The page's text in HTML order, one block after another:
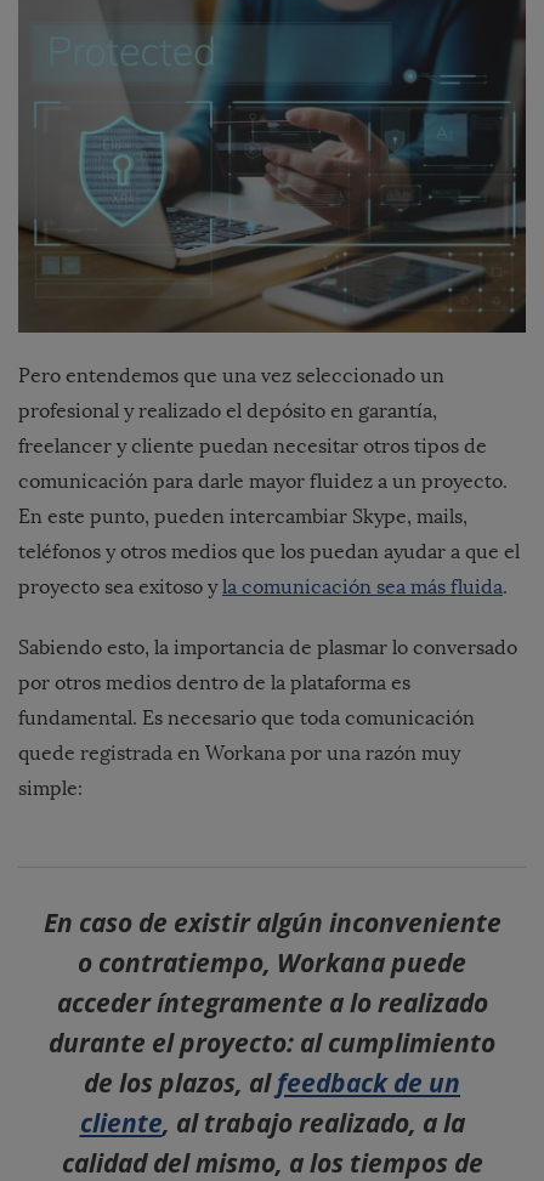
Pero entendemos que una vez seleccionado un
profesional y realizado el depósito en garantía,
freelancer y cliente puedan necesitar otros tipos de
comunicación para darle mayor fluidez a un proyecto.
En este punto, pueden intercambiar Skype, mails,
teléfonos y otros medios que los puedan ayudar a que el
proyecto sea exitoso yla comunicación sea más fluida.
Sabiendo esto, la importancia de plasmar lo conversado
por otros medios dentro de la plataforma es
fundamental. Es necesario que toda comunicación
quede registrada en Workana por una razón muy
simple:
En caso de existir algún inconveniente
o contratiempo, Workana puede
acceder íntegramente a lo realizado
durante el proyecto: al cumplimiento
de los plazos, alfeedback de un
cliente, al trabajo realizado, a la
calidad del mismo, a los tiempos de